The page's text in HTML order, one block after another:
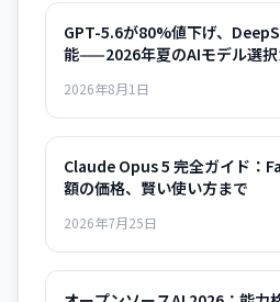
GPT-5.6が80%値下げ、
能——2026年夏のAIモデル選択
2026年8月1日
Claude Opus 5 完全ガイド：
額の価格、賢い使い方まで
2026年7月25日